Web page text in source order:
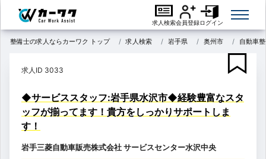
求人検索会員登録ログイン
整備士の求人ならカーワク トップ 求人検索 岩手県 奥州市 自動車
求人ID 3033
◆サービススタッフ:岩手県水沢市◆経験豊富なスタ
ッフが揃ってます！貴方をしっかりサポートしま
す！
岩手三菱自動車販売株式会社 サービスセンター水沢中央